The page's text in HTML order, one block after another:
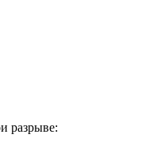
разрыве: